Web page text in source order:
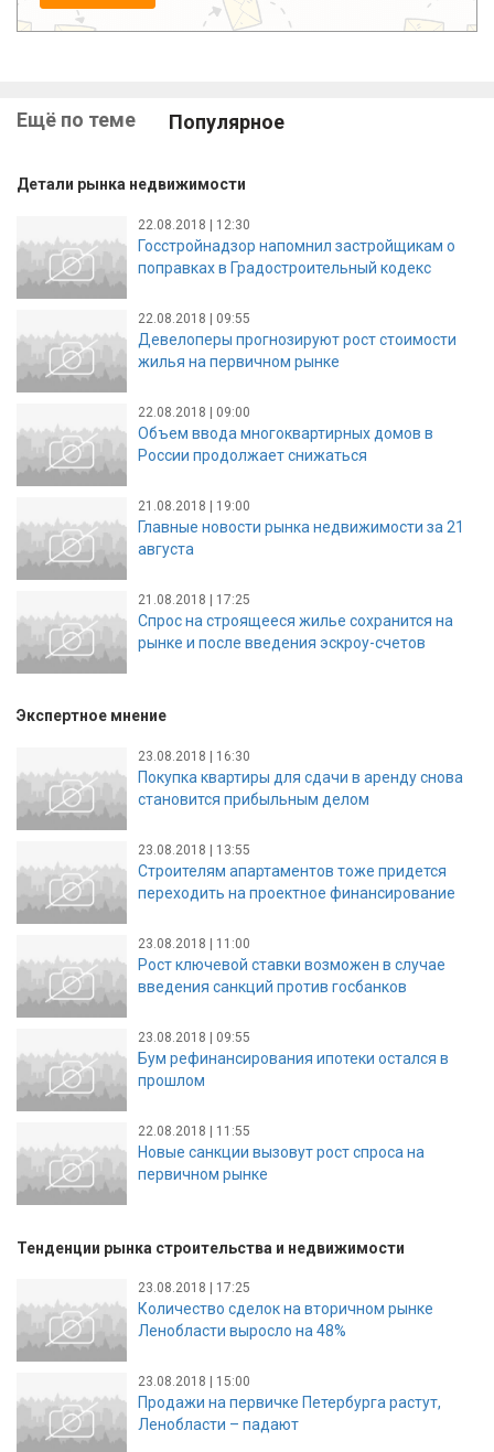
Ещё по теме Популярное
Детали рынка недвижимости
22.08.2018 | 12:30
Госстройнадзор напомнил застройщикам о
поправках в Градостроительный кодекс
22.08.2018 | 09:55
Девелоперы прогнозируют рост стоимости
жилья на первичном рынке
22.08.2018 | 09:00
Объем ввода многоквартирных домов в
России продолжает снижаться
21.08.2018 | 19:00
Главные новости рынка недвижимости за 21
августа
21.08.2018 | 17:25
Спрос на строящееся жилье сохранится на
рынке и после введения эскроу-счетов
Экспертное мнение
23.08.2018 | 16:30
Покупка квартиры для сдачи в аренду снова
становится прибыльным делом
23.08.2018 | 13:55
Строителям апартаментов тоже придется
переходить на проектное финансирование
23.08.2018 | 11:00
Рост ключевой ставки возможен в случае
введения санкций против госбанков
23.08.2018 | 09:55
Бум рефинансирования ипотеки остался в
прошлом
22.08.2018 | 11:55
Новые санкции вызовут рост спроса на
первичном рынке
Тенденции рынка строительства и недвижимости
23.08.2018 | 17:25
Количество сделок на вторичном рынке
Ленобласти выросло на 48%
23.08.2018 | 15:00
Продажи на первичке Петербурга растут,
Ленобласти – падают